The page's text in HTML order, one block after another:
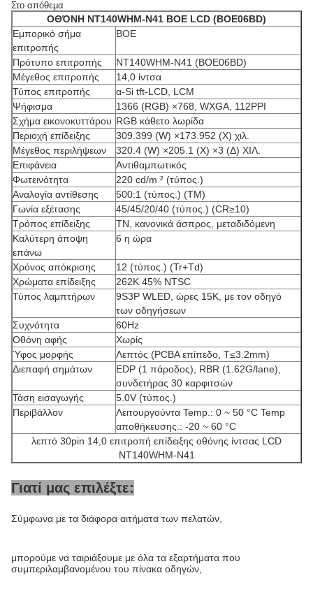
Στο απόθεμα
ΟΘΌΝΗ NT140WHM-N41 BOE LCD (BOE06BD)
Εμπορικό σήμα
επιτροπής
BOE
Πρότυπο επιτροπής
NT140WHM-N41 (BOE06BD)
Μέγεθος επιτροπής
14,0 ίντσα
Τύπος επιτροπής
α-Si tft-LCD, LCM
Ψήφισμα
1366 (RGB) ×768, WXGA, 112PPI
Σχήμα εικονοκυττάρου RGB κάθετο λωρίδα
Περιοχή επίδειξης
309.399 (W) ×173.952 (Χ) χιλ.
Μέγεθος περιλήψεων
320.4 (W) ×205.1 (Χ) ×3 (Δ) ΧΙΛ.
Επιφάνεια
Αντιθαμπωτικός
Φωτεινότητα
220 cd/m ² (τύπος.)
Αναλογία αντίθεσης
500:1 (τύπος.) (TM)
Γωνία εξέτασης
45/45/20/40 (τύπος.) (CR≥10)
Τρόπος επίδειξης
TN, κανονικά άσπρος, μεταδιδόμενη
Καλύτερη άποψη
επάνω
6 η ώρα
Χρόνος απόκρισης
12 (τύπος.) (Tr+Td)
Χρώματα επίδειξης
262K 45% NTSC
Τύπος λαμπτήρων
9S3P WLED, ώρες 15K, με τον οδηγό
των οδηγήσεων
Συχνότητα
60Hz
Οθόνη αφής
Χωρίς
Ύφος μορφής
Λεπτός (PCBA επίπεδο, T≤3.2mm)
Διεπαφή σημάτων
EDP (1 πάροδος), RBR (1.62G/lane),
συνδετήρας 30 καρφιτσών
Τάση εισαγωγής
5.0V (τύπος.)
Περιβάλλον
Λειτουργούντα Temp.: 0 ~ 50 °C Temp
αποθήκευσης.: -20 ~ 60 °C
λεπτό 30pin 14,0 επιτροπή επίδειξης οθόνης ίντσας LCD
NT140WHM-N41
Γιατί μας επιλέξτε:
Σύμφωνα με τα διάφορα αιτήματα των πελατών,
μπορούμε να ταιριάξουμε με όλα τα εξαρτήματα που
συμπεριλαμβανομένου του πίνακα οδηγών,